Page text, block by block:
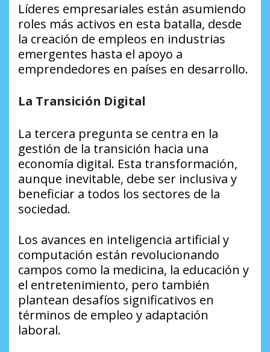
Líderes empresariales están asumiendo
roles más activos en esta batalla, desde
la creación de empleos en industrias
emergentes hasta el apoyo a
emprendedores en países en desarrollo.
La Transición Digital
La tercera pregunta se centra en la
gestión de la transición hacia una
economía digital. Esta transformación,
aunque inevitable, debe ser inclusiva y
beneficiar a todos los sectores de la
sociedad.
Los avances en inteligencia artificial y
computación están revolucionando
campos como la medicina, la educación y
el entretenimiento, pero también
plantean desafíos significativos en
términos de empleo y adaptación
laboral.